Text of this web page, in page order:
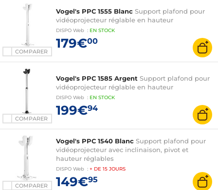
COMPARER
Vogel's PPC 1555 Blanc Support plafond pour
vidéoprojecteur réglable en hauteur
DISPO Web : EN STOCK
179€00
COMPARER
Vogel's PPC 1585 Argent Support plafond pour
vidéoprojecteur réglable en hauteur
DISPO Web : EN STOCK
199€94
COMPARER
Vogel's PPC 1540 Blanc Support plafond pour
vidéoprojecteur avec inclinaison, pivot et
hauteur réglables
DISPO Web : + DE 15 JOURS
149€95